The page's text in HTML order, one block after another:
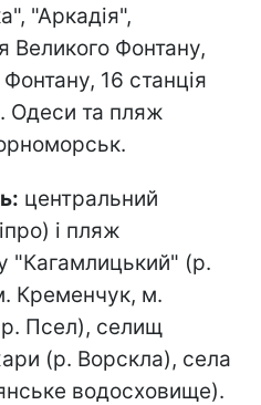
"Аркадія",
Великого Фонтану,
16 станція
Одеси та пляж
центральний
і пляж
"Кагамлицький" (р.
Кременчук, м.
Псел), селищ
(р. Ворскла), села
водосховище).